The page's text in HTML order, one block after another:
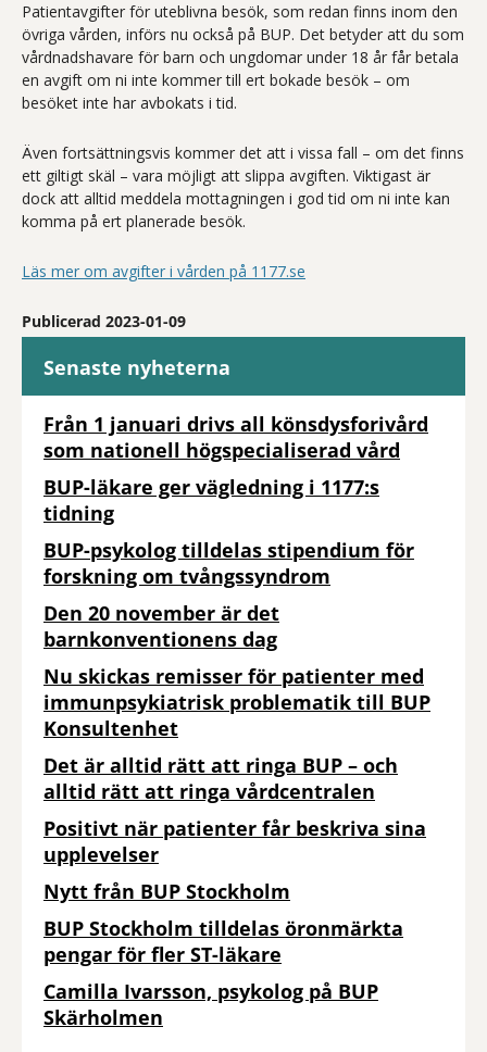
Patientavgifter för uteblivna besök, som redan finns inom den
övriga vården, införs nu också på BUP. Det betyder att du som
vårdnadshavare för barn och ungdomar under 18 år får betala
en avgift om ni inte kommer till ert bokade besök – om
besöket inte har avbokats i tid.
Även fortsättningsvis kommer det att i vissa fall – om det finns
ett giltigt skäl – vara möjligt att slippa avgiften. Viktigast är
dock att alltid meddela mottagningen i god tid om ni inte kan
komma på ert planerade besök.
Läs mer om avgifter i vården på 1177.se
Publicerad 2023-01-09
Senaste nyheterna
Från 1 januari drivs all könsdysforivård
som nationell högspecialiserad vård
BUP-läkare ger vägledning i 1177:s
tidning
BUP-psykolog tilldelas stipendium för
forskning om tvångssyndrom
Den 20 november är det
barnkonventionens dag
Nu skickas remisser för patienter med
immunpsykiatrisk problematik till BUP
Konsultenhet
Det är alltid rätt att ringa BUP – och
alltid rätt att ringa vårdcentralen
Positivt när patienter får beskriva sina
upplevelser
Nytt från BUP Stockholm
BUP Stockholm tilldelas öronmärkta
pengar för fler ST-läkare
Camilla Ivarsson, psykolog på BUP
Skärholmen